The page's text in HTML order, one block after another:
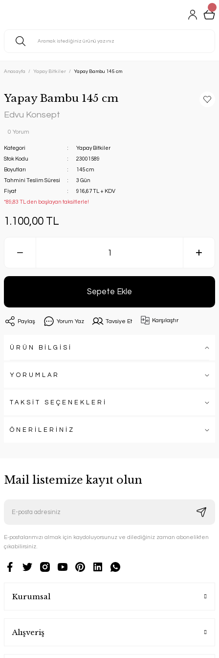
Anasayfa Yapay Bitkiler Yapay Bambu 145 cm
Yapay Bambu 145 cm
Edvu Konsept
0 Yorum
Kategori
Yapay Bitkiler
Stok Kodu
23001589
Boyutları
145 cm
Tahmini Teslim Süresi
3 Gün
Fiyat
916,67 TL + KDV
*89,83 TL den başlayan taksitlerle!
1.100,00 TL
Sepete Ekle
Paylaş Yorum Yaz Tavsiye Et Karşılaştır
ÜRÜN BİLGİSİ
YORUMLAR
TAKSİT SEÇENEKLERİ
ÖNERİLERİNİZ
Mail listemize kayıt olun
E-postalarımızı almak için kaydoluyorsunuz ve dilediğiniz zaman abonelikten
çıkabilirsiniz.
Kurumsal
Alışveriş